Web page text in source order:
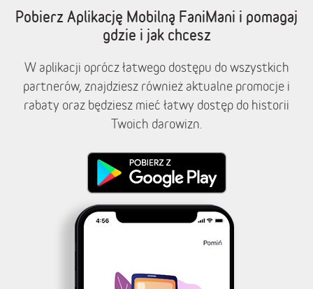
Pobierz Aplikację Mobilną FaniMani i pomagaj
gdzie i jak chcesz
W aplikacji oprócz łatwego dostępu do wszystkich
partnerów, znajdziesz również aktualne promocje i
rabaty oraz będziesz mieć łatwy dostęp do historii
Twoich darowizn.